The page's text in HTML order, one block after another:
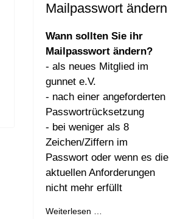
Mailpasswort ändern
Wann sollten Sie ihr
Mailpasswort ändern?
- als neues Mitglied im
gunnet e.V.
- nach einer angeforderten
Passwortrücksetzung
- bei weniger als 8
Zeichen/Ziffern im
Passwort oder wenn es die
aktuellen Anforderungen
nicht mehr erfüllt
Weiterlesen …